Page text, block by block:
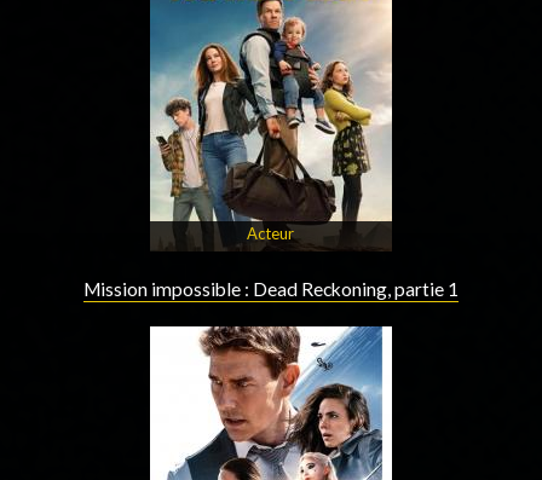
Acteur
Mission impossible : Dead Reckoning, partie 1